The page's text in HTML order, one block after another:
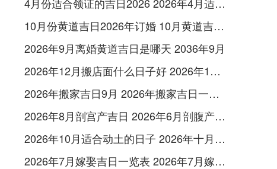
10月份黄道吉日2026年订婚 10月黄道吉日查询2026年订婚
2026年9月离婚黄道吉日是哪天 2036年9月
2026年12月搬店面什么日子好 2026年12月店面搬迁吉日
2026年搬家吉日9月 2026年搬家吉日一览表6月
2026年8月剖宫产吉日 2026年6月剖腹产择日
2026年10月适合动土的日子 2026年十月哪天动土好
2026年7月嫁娶吉日一览表 2026年7月嫁娶吉日表